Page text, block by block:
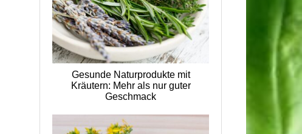
Gesunde Naturprodukte mit
Kräutern: Mehr als nur guter
Geschmack